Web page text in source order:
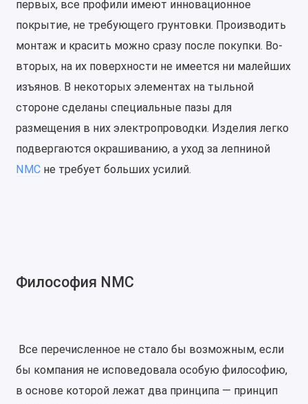
первых, все профили имеют инновационное
покрытие, не требующего грунтовки. Производить
монтаж и красить можно сразу после покупки. Во-
вторых, на их поверхности не имеется ни малейших
изъянов. В некоторых элементах на тыльной
стороне сделаны специальные пазы для
размещения в них электропроводки. Изделия легко
подвергаются окрашиванию, а уход за лепниной
NMCне требует больших усилий.
Философия NMC
Все перечисленное не стало бы возможным, если
бы компания не исповедовала особую философию,
в основе которой лежат два принципа — принцип